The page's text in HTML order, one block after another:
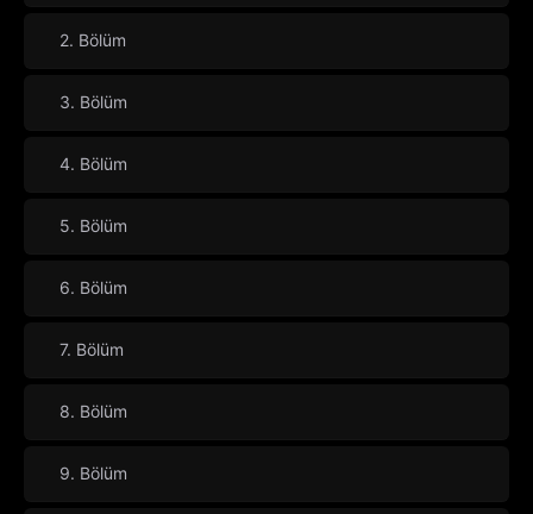
2. Bölüm
3. Bölüm
4. Bölüm
5. Bölüm
6. Bölüm
7. Bölüm
8. Bölüm
9. Bölüm